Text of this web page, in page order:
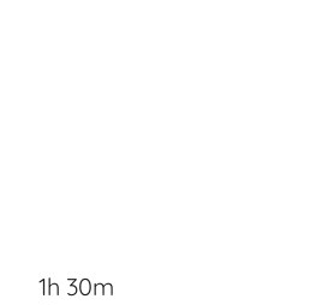
1h 30m